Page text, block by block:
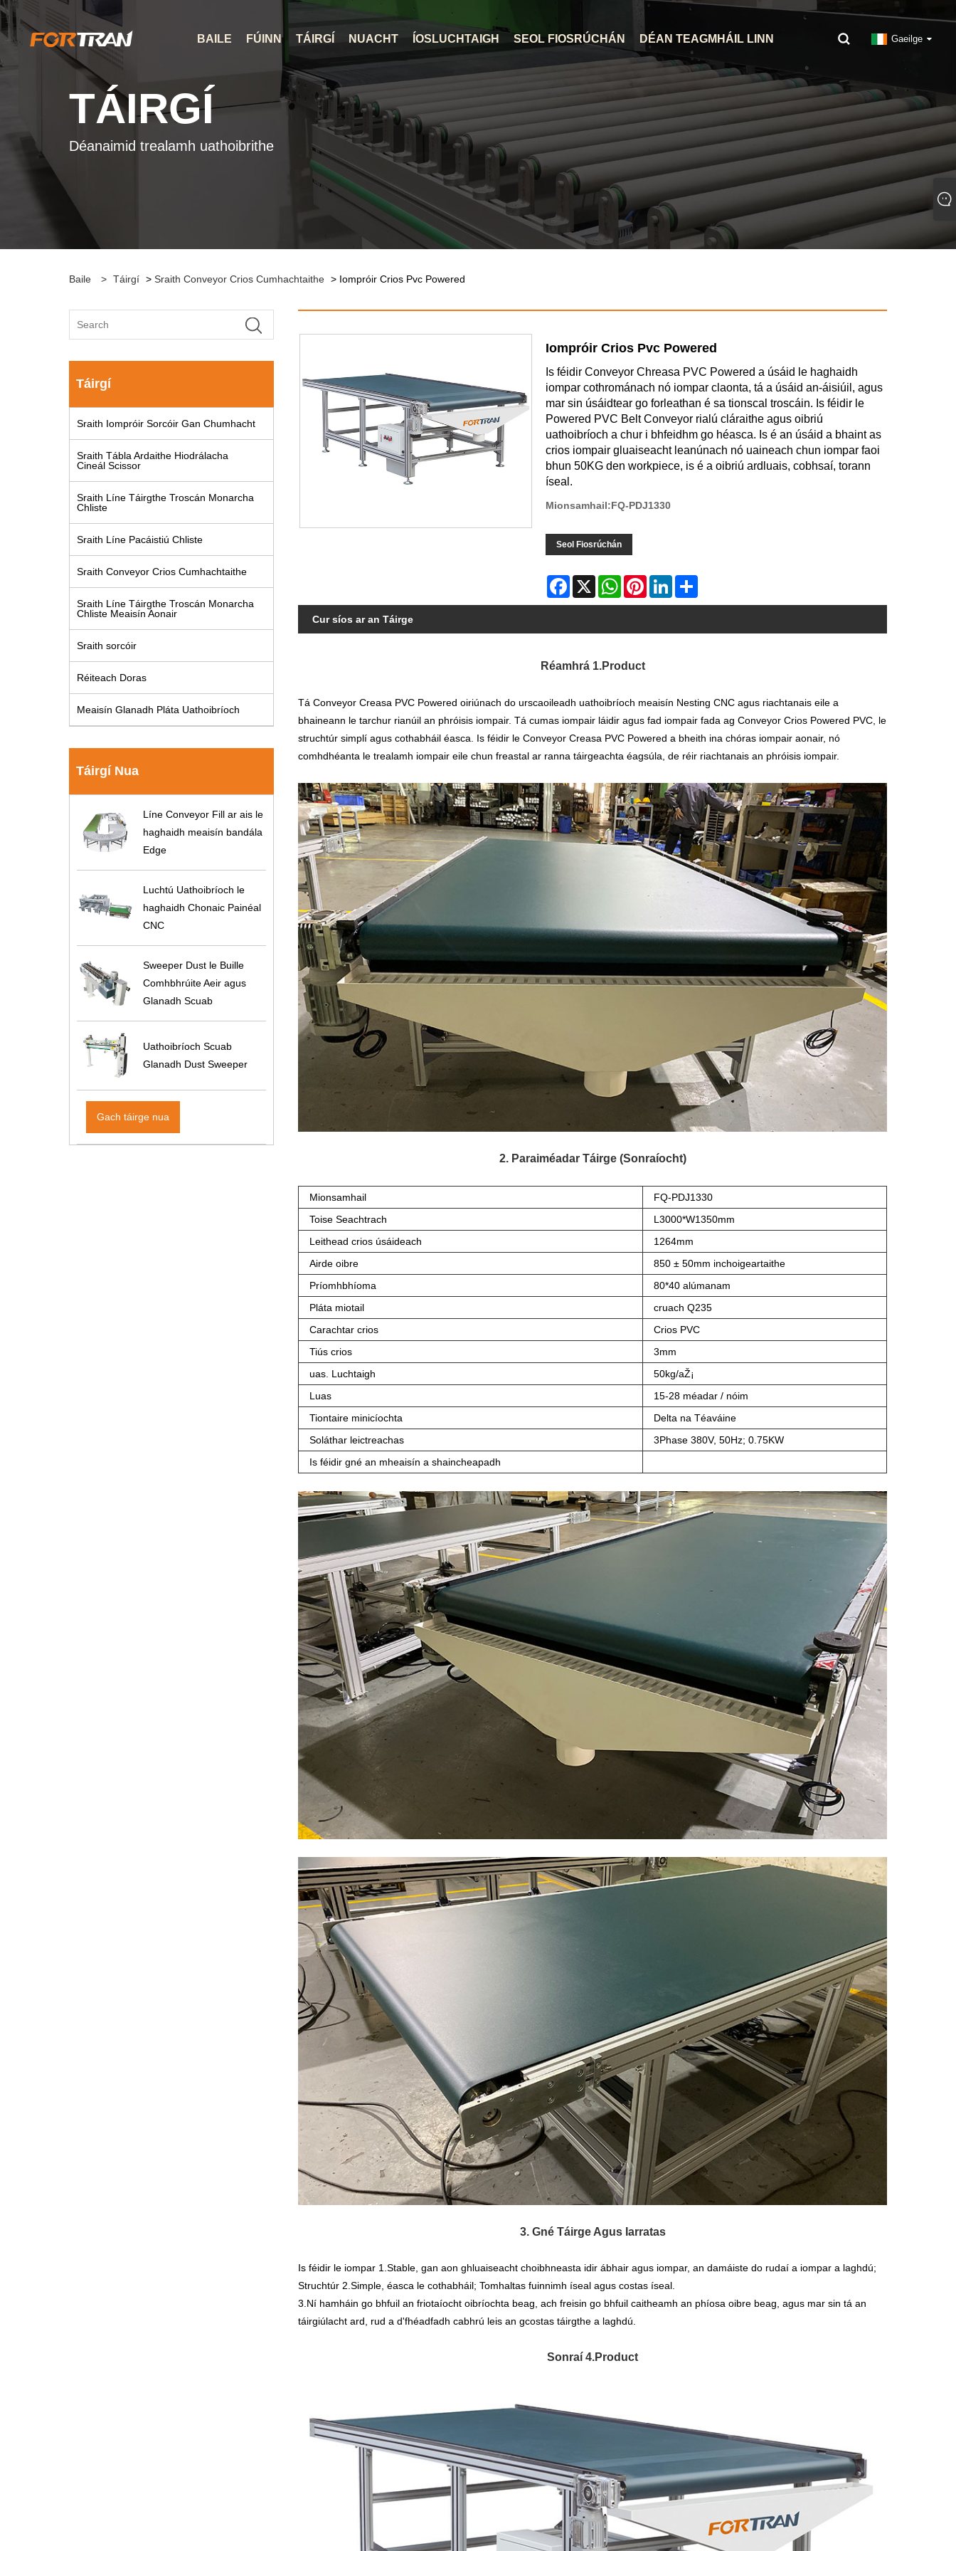
BAILE FÚINN TÁIRGÍ NUACHT ÍOSLUCHTAIGH SEOL FIOSRÚCHÁN DÉAN TEAGMHÁIL LINN Gaeilge
TÁIRGÍ
Déanaimid trealamh uathoibrithe
Baile > Táirgí > Sraith Conveyor Crios Cumhachtaithe > Iompróir Crios Pvc Powered
Táirgí
Sraith Iompróir Sorcóir Gan Chumhacht
Sraith Tábla Ardaithe Hiodrálacha
Cineál Scissor
Sraith Líne Táirgthe Troscán Monarcha
Chliste
Sraith Líne Pacáistiú Chliste
Sraith Conveyor Crios Cumhachtaithe
Sraith Líne Táirgthe Troscán Monarcha
Chliste Meaisín Aonair
Sraith sorcóir
Réiteach Doras
Meaisín Glanadh Pláta Uathoibríoch
Táirgí Nua
Líne Conveyor Fill ar ais le
haghaidh meaisín bandála
Edge
Luchtú Uathoibríoch le
haghaidh Chonaic Painéal
CNC
Sweeper Dust le Buille
Comhbhrúite Aeir agus
Glanadh Scuab
Uathoibríoch Scuab
Glanadh Dust Sweeper
Gach táirge nua
Iompróir Crios Pvc Powered
Is féidir Conveyor Chreasa PVC Powered a úsáid le haghaidh
iompar cothrománach nó iompar claonta, tá a úsáid an-áisiúil, agus
mar sin úsáidtear go forleathan é sa tionscal troscáin. Is féidir le
Powered PVC Belt Conveyor rialú cláraithe agus oibriú
uathoibríoch a chur i bhfeidhm go héasca. Is é an úsáid a bhaint as
crios iompair gluaiseacht leanúnach nó uaineach chun iompar faoi
bhun 50KG den workpiece, is é a oibriú ardluais, cobhsaí, torann
íseal.
Mionsamhail:FQ-PDJ1330
Seol Fiosrúchán
Facebook
X WhatsAppPinterestLinkedInShare
Cur síos ar an Táirge
Réamhrá 1.Product
Tá Conveyor Creasa PVC Powered oiriúnach do urscaoileadh uathoibríoch meaisín Nesting CNC agus riachtanais eile a
bhaineann le tarchur rianúil an phróisis iompair. Tá cumas iompair láidir agus fad iompair fada ag Conveyor Crios Powered PVC, le
struchtúr simplí agus cothabháil éasca. Is féidir le Conveyor Creasa PVC Powered a bheith ina chóras iompair aonair, nó
comhdhéanta le trealamh iompair eile chun freastal ar ranna táirgeachta éagsúla, de réir riachtanais an phróisis iompair.
2. Paraiméadar Táirge (Sonraíocht)
Mionsamhail
FQ-PDJ1330
Toise Seachtrach
L3000*W1350mm
Leithead crios úsáideach
1264mm
Airde oibre
850 ± 50mm inchoigeartaithe
Príomhbhíoma
80*40 alúmanam
Pláta miotail
cruach Q235
Carachtar crios
Crios PVC
Tiús crios
3mm
uas. Luchtaigh
50kg/aŽ¡
Luas
15-28 méadar / nóim
Tiontaire minicíochta
Delta na Téaváine
Soláthar leictreachas
3Phase 380V, 50Hz; 0.75KW
Is féidir gné an mheaisín a shaincheapadh
3. Gné Táirge Agus Iarratas
Is féidir le iompar 1.Stable, gan aon ghluaiseacht choibhneasta idir ábhair agus iompar, an damáiste do rudaí a iompar a laghdú;
Struchtúr 2.Simple, éasca le cothabháil; Tomhaltas fuinnimh íseal agus costas íseal.
3.Ní hamháin go bhfuil an friotaíocht oibríochta beag, ach freisin go bhfuil caitheamh an phíosa oibre beag, agus mar sin tá an
táirgiúlacht ard, rud a d'fhéadfadh cabhrú leis an gcostas táirgthe a laghdú.
Sonraí 4.Product